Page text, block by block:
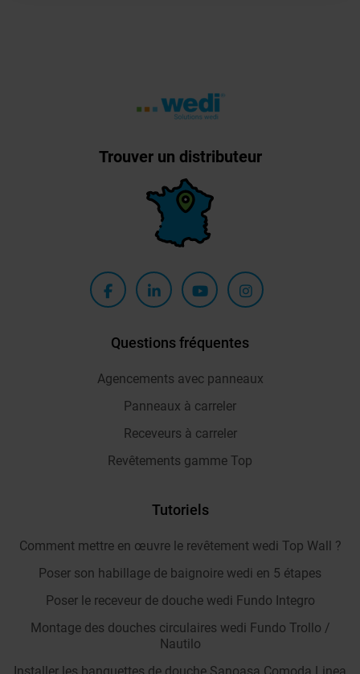
Trouver un distributeur
Questions fréquentes
Agencements avec panneaux
Panneaux à carreler
Receveurs à carreler
Revêtements gamme Top
Tutoriels
Comment mettre en œuvre le revêtement wedi Top Wall ?
Poser son habillage de baignoire wedi en 5 étapes
Poser le receveur de douche wedi Fundo Integro
Montage des douches circulaires wedi Fundo Trollo /
Nautilo